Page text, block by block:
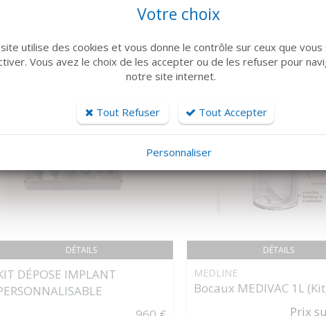
même famille de produits, découvrez également ces produits
DÉTAILS
DÉPOSE IMPLANT
DÉTAILS
MEDLINE
Bocaux MEDIVAC 1L
Prix
Votre choix
utilise des cookies et vous donne le contrôle sur ceux que vous
Vous avez le choix de les accepter ou de les refuser pour
notre site internet.
Tout Refuser Tout Accepter
Personnaliser